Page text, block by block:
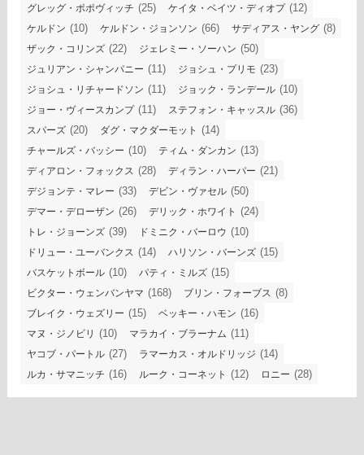
グレッグ・ポポヴィッチ (25) ケイタ・ベイツ・ディオプ(12)
ケルドン (10) ケルドン・ジョンソン (66) サディアス・ヤング (8)
ザック・コリンズ (22) ジェレミー・ソーハン (50)
ジュリアン・シャンパニー (11) ジョシュ・プリモ (23)
ジョシュ・リチャードソン (11) ジョック・ランデール (10)
ジョー・ヴィースカンプ(11) ステフォン・キャッスル (36)
スパーズ (20) ダグ・マクダーモット (14)
チャールズ・バッシー (10) ティム・ダンカン (13)
ディアロン・フォックス (28) ディラン・ハーパー (21)
デジョンテ・マレー (33) デビン・ヴァセル (50)
デマー・デローザン (26) デリック・ホワイト (24)
トレ・ジョーンズ (39) ドミニク・バーロウ (10)
ドリュー・ユーバンクス (14) ハリソン・バーンズ (15)
バスケットボール (10) パティ・ミルズ (15)
ビクター・ウェンバンヤマ (168) ブリン・フォーブス (8)
ブレイク・ウェズリー (15) ベッキー・ハモン (16)
マヌ・ジノビリ (10) マラカイ・ブラーナム (11)
ヤコブ・パートル (27) ラマーカス・オルドリッジ (14)
ルカ・サマニッチ (16) ルーク・コーネット (12) ロニー (28)